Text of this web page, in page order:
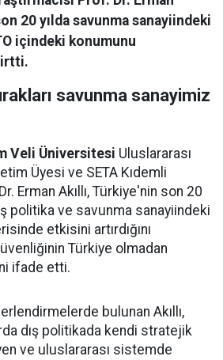
20 yılda savunma sanayiindeki
içindeki konumunu
savunma sanayimiz
Veli Üniversitesi Uluslararası
Üyesi ve SETA Kıdemli
Erman Akıllı, Türkiye'nin son 20
politika ve savunma sanayiindeki
etkisini artırdığını
Türkiye olmadan
ifade etti.
bulunan Akıllı,
dış politikada kendi stratejik
ve uluslararası sistemde